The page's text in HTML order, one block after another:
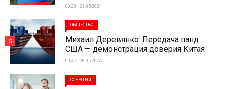
00:28 | 21-05-2024
ОБЩЕСТВО
Михаил Деревянко: Передача панд
США — демонстрация доверия Китая
00:47 | 28-05-2024
5
СОБЫТИЯ